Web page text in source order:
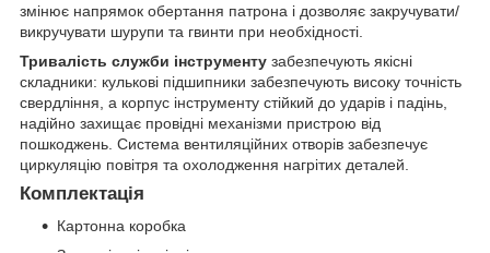
змінює напрямок обертання патрона і дозволяє закручувати/
викручувати шурупи та гвинти при необхідності.
Тривалість служби інструменту забезпечують якісні
складники: кулькові підшипники забезпечують високу точність
свердління, а корпус інструменту стійкий до ударів і падінь,
надійно захищає провідні механізми пристрою від
пошкоджень. Система вентиляційних отворів забезпечує
циркуляцію повітря та охолодження нагрітих деталей.
Комплектація
Картонна коробка